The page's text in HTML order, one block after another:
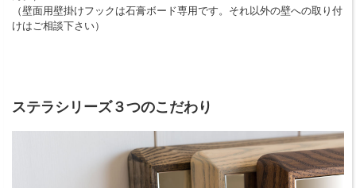
（壁面用壁掛けフックは石膏ボード専用です。それ以外の壁への取り付
けはご相談下さい）
ステラシリーズ３つのこだわり